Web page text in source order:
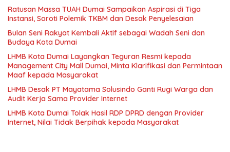
Ratusan Massa TUAH Dumai Sampaikan Aspirasi di Tiga
Instansi, Soroti Polemik TKBM dan Desak Penyelesaian
Bulan Seni Rakyat Kembali Aktif sebagai Wadah Seni dan
Budaya Kota Dumai
LHMB Kota Dumai Layangkan Teguran Resmi kepada
Management City Mall Dumai, Minta Klarifikasi dan Permintaan
Maaf kepada Masyarakat
LHMB Desak PT Mayatama Solusindo Ganti Rugi Warga dan
Audit Kerja Sama Provider Internet
LHMB Kota Dumai Tolak Hasil RDP DPRD dengan Provider
Internet, Nilai Tidak Berpihak kepada Masyarakat